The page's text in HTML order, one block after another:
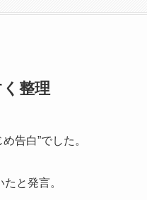
整理
告白”でした。
と発言。